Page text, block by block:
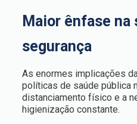
Maior ênfase na
segurança
As enormes implicações
políticas de saúde pública
distanciamento físico e a
higienização constante.